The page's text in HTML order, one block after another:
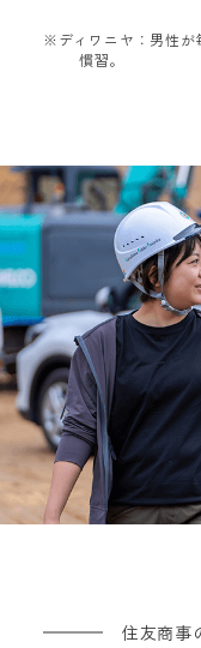
※ディワニヤ：男性が
慣習。
住友商事